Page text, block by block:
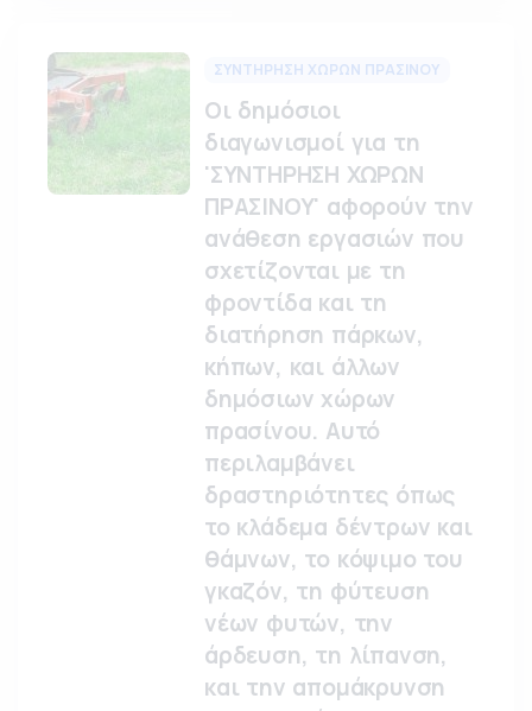
ΣΥΝΤΗΡΗΣΗ ΧΩΡΩΝ ΠΡΑΣΙΝΟΥ
Οι δημόσιοι
διαγωνισμοί για τη
'ΣΥΝΤΗΡΗΣΗ ΧΩΡΩΝ
ΠΡΑΣΙΝΟΥ' αφορούν την
ανάθεση εργασιών που
σχετίζονται με τη
φροντίδα και τη
διατήρηση πάρκων,
κήπων, και άλλων
δημόσιων χώρων
πρασίνου. Αυτό
περιλαμβάνει
δραστηριότητες όπως
το κλάδεμα δέντρων και
θάμνων, το κόψιμο του
γκαζόν, τη φύτευση
νέων φυτών, την
άρδευση, τη λίπανση,
και την απομάκρυνση